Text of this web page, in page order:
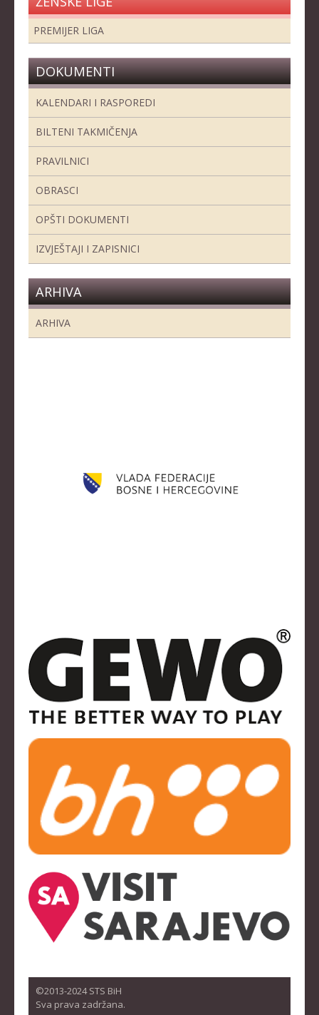
PREMIJER LIGA
DOKUMENTI
KALENDARI I RASPOREDI
BILTENI TAKMIČENJA
PRAVILNICI
OBRASCI
OPŠTI DOKUMENTI
IZVJEŠTAJI I ZAPISNICI
ARHIVA
ARHIVA
©2013-2024 STS BiH
Sva prava zadržana.